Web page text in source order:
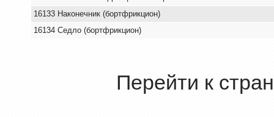
16133 Наконечник (бортфрикцион)
16134 Седло (бортфрикцион)
Перейти к